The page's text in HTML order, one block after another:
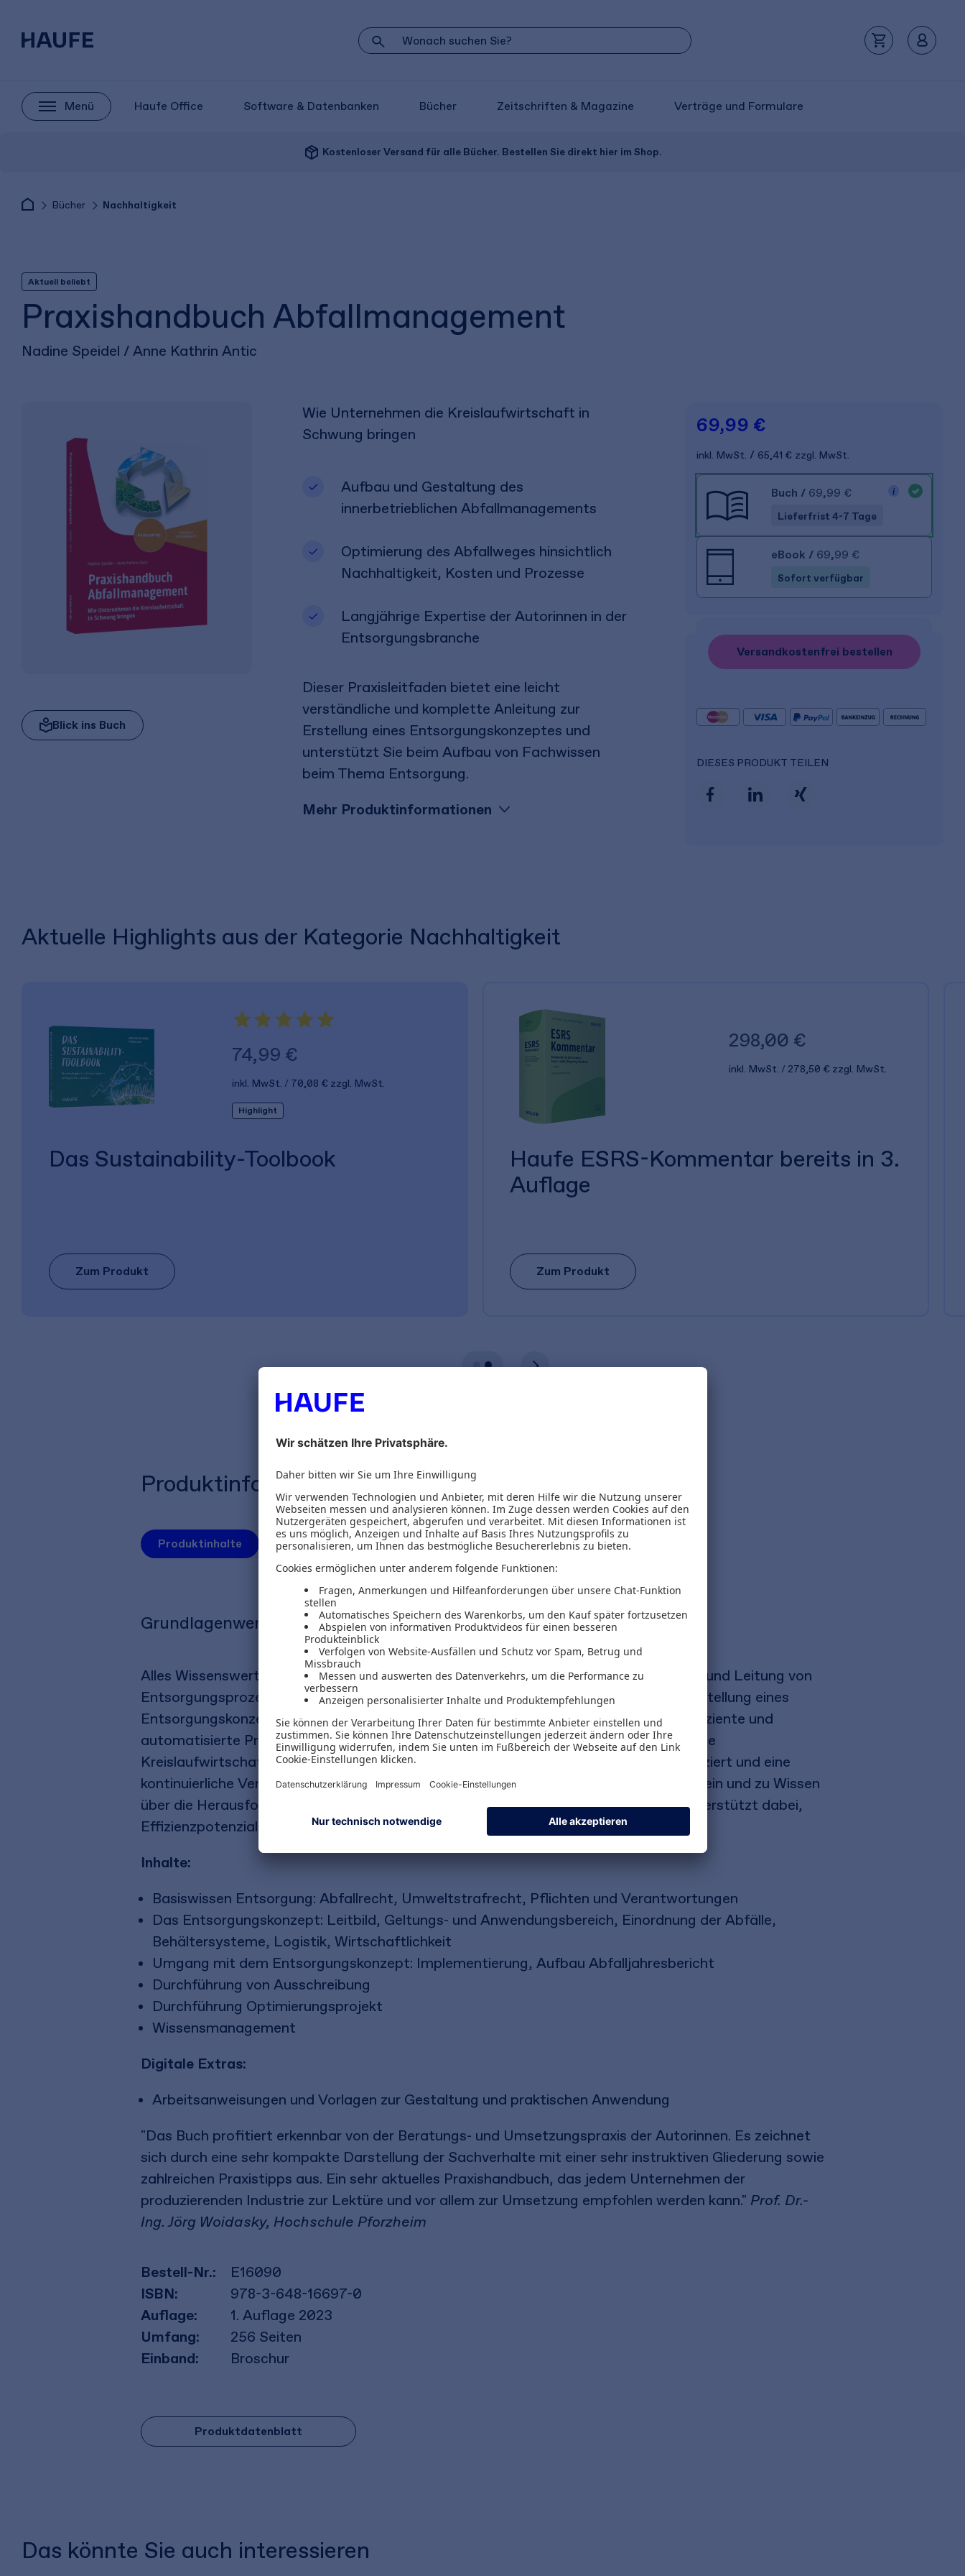
Menü Haufe Office Software & Datenbanken Bücher Zeitschriften & Magazine Verträge und Formulare
package_2 Kostenloser Versand für alle Bücher. Bestellen Sie direkt hier im Shop.
Bücher Nachhaltigkeit
Aktuell beliebt
Praxishandbuch Abfallmanagement
Nadine Speidel / Anne Kathrin Antic
Blick ins Buch
Wie Unternehmen die Kreislaufwirtschaft in
Schwung bringen
Aufbau und Gestaltung des
innerbetrieblichen Abfallmanagements
Optimierung des Abfallweges hinsichtlich
Nachhaltigkeit, Kosten und Prozesse
Langjährige Expertise der Autorinnen in der
Entsorgungsbranche
Dieser Praxisleitfaden bietet eine leicht
verständliche und komplette Anleitung zur
Erstellung eines Entsorgungskonzeptes und
unterstützt Sie beim Aufbau von Fachwissen
beim Thema Entsorgung.
Mehr Produktinformationen
69,99 €
inkl. MwSt. 65,41 € zzgl. MwSt.
Buch / 69,99 €
Lieferfrist 4-7 Tage
eBook / 69,99 €
Sofort verfügbar
Versandkostenfrei bestellen
DIESES PRODUKT TEILEN
Aktuelle Highlights aus der Kategorie Nachhaltigkeit
74,99 €
inkl. MwSt. 70,08 € zzgl. MwSt.
Highlight
Das Sustainability-Toolbook
Zum Produkt
298,00 €
inkl. MwSt. 278,50 € zzgl. MwSt.
Haufe ESRS-Kommentar bereits in 3.
Auflage
Zum Produkt
Produktinformationen
Produktinhalte Autoren Inhaltsverzeichnis
Grundlagenwerk für die Gestaltung von Entsorgungsprozessen
Alles Wissenswerte zum Thema Entsorgung! Verantwortliche für Aufbau, Gestaltung und Leitung von
Entsorgungsprozessen erhalten hier einen leicht verständlichen Praxisleitfaden zur Erstellung eines
Entsorgungskonzepts. Die Autorinnen zeigen, wie Recyclingstrategien aufgebaut, effiziente und
automatisierte Prozesse sichergestellt und hochwertige Abfallqualitäten für eine echte
Kreislaufwirtschaft gebildet werden. Zudem erläutern sie, wie Logistikaufwände reduziert und eine
kontinuierliche Verbesserung gestellt wird. Das Buch verhilft somit zu einem Bewusstsein und zu Wissen
über die Herausforderungen und Chancen im betrieblichen Abfallmanagement. Es unterstützt dabei,
Effizienzpotenziale zu heben und die Entsorgung nachhaltig zu gestalten.
Inhalte:
Basiswissen Entsorgung: Abfallrecht, Umweltstrafrecht, Pflichten und Verantwortungen
Das Entsorgungskonzept: Leitbild, Geltungs- und Anwendungsbereich, Einordnung der Abfälle,
Behältersysteme, Logistik, Wirtschaftlichkeit
Umgang mit dem Entsorgungskonzept: Implementierung, Aufbau Abfalljahresbericht
Durchführung von Ausschreibung
Durchführung Optimierungsprojekt
Wissensmanagement
Digitale Extras:
Arbeitsanweisungen und Vorlagen zur Gestaltung und praktischen Anwendung
"Das Buch profitiert erkennbar von der Beratungs- und Umsetzungspraxis der Autorinnen. Es zeichnet
sich durch eine sehr kompakte Darstellung der Sachverhalte mit einer sehr instruktiven Gliederung sowie
zahlreichen Praxistipps aus. Ein sehr aktuelles Praxishandbuch, das jedem Unternehmen der
produzierenden Industrie zur Lektüre und vor allem zur Umsetzung empfohlen werden kann." Prof. Dr.-
Ing. Jörg Woidasky, Hochschule Pforzheim
Bestell-Nr.:
E16090
ISBN:
978-3-648-16697-0
Auflage:
1. Auflage 2023
Umfang:
256 Seiten
Einband:
Broschur
Produktdatenblatt
Das könnte Sie auch interessieren